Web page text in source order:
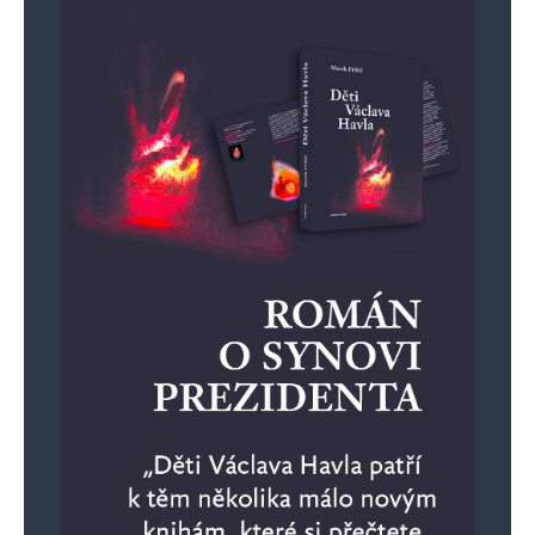
jedny demokratické volby dopadly jinak, než si
naši spojenci přáli. Poslední vlna útoků je prostě
jen další v řadě, tentokrát s vydatnou podporou
státu, který za svůj vznik vděčí brutálnímu
terorismu a ještě se k tomu hrdě hlásí.
2 Ukrajina) Historicky si toto území užilo své
určité míry o pilíř ruské státnosti, kde ale
v následujících staletích došlo k určitému
odklonu jak jazykovému tak kulturnímu. V době,
k rusizaci řady okrajových území, Ukajiny se to
týkalo zejména na východě. K tomu smutná,